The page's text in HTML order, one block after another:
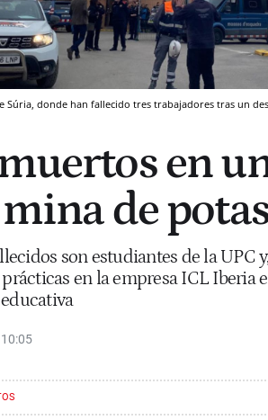
Súria, donde han fallecido tres trabajadores tras un
en
de
son estudiantes de la UPC
en la empresa ICL Iberia
10:05